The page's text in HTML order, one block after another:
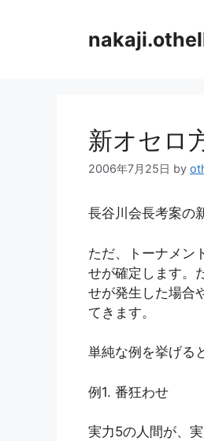
新オセロ
2006年7月25日 by
長谷川会長考案の
ただ、トーナメン
せが確定します。
せが発生した場合
てきます。
単純な例を挙げる
例1. 番狂わせ
実力5の人間が、